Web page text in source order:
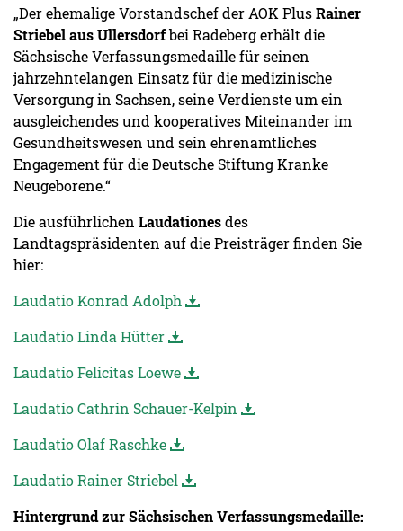
„Der ehemalige Vorstandschef der AOK PlusRainer
Striebel aus Ullersdorfbei Radeberg erhält die
Sächsische Verfassungsmedaille für seinen
jahrzehntelangen Einsatz für die medizinische
Versorgung in Sachsen, seine Verdienste um ein
ausgleichendes und kooperatives Miteinander im
Gesundheitswesen und sein ehrenamtliches
Engagement für die Deutsche Stiftung Kranke
Neugeborene.“
Die ausführlichen Laudationesdes
Landtagspräsidenten auf die Preisträger finden Sie
hier:
Laudatio Konrad Adolph
Laudatio Linda Hütter
Laudatio Felicitas Loewe
Laudatio Cathrin Schauer-Kelpin
Laudatio Olaf Raschke
Laudatio Rainer Striebel
Hintergrund zur Sächsischen Verfassungsmedaille: